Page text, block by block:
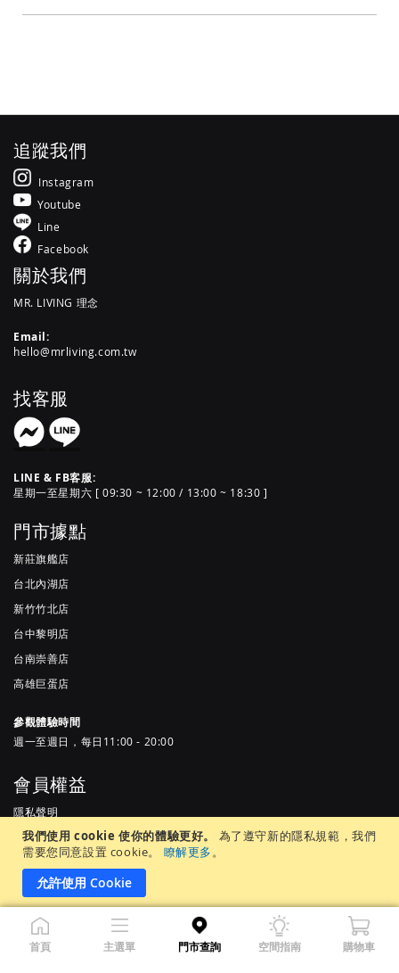
我們使用 cookie 使你的體驗更好。
為了遵守新的隱私規範，我們
需要您同意設置 cookie。
瞭解更多。
允許使用 Cookie
追蹤我們
Instagram
Youtube
Line
Facebook
關於我們
MR. LIVING 理念
Email:
hello@mrliving.com.tw
找客服
LINE & FB客服:
星期一至星期六 [ 09:30 ~ 12:00 / 13:00 ~ 18:30 ]
門市據點
新莊旗艦店
台北內湖店
新竹竹北店
台中黎明店
台南崇善店
高雄巨蛋店
參觀體驗時間
週一至週日，每日11:00 - 20:00
會員權益
隱私聲明
服務條款
常見問題
首頁 主選單 門市查詢 空間指南 購物車
居家先生股份有限公司 |統一編號 65905937 ©Copyright 2022 by MR.